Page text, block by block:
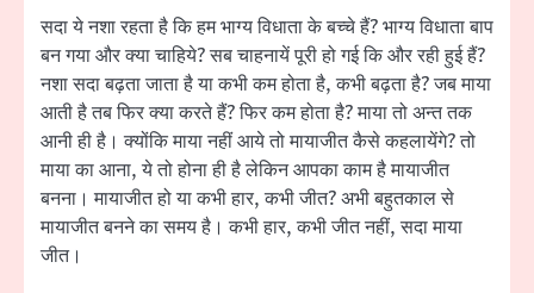
सदा ये नशा रहता है कि हम भाग्य विधाता के बच्चे हैं? भाग्य विधाता बाप
बन गया और क्या चाहिये? सब चाहनायें पूरी हो गई कि और रही हुई हैं?
नशा सदा बढ़ता जाता है या कभी कम होता है, कभी बढ़ता है? जब माया
आती है तब फिर क्या करते हैं? फिर कम होता है? माया तो अन्त तक
आनी ही है। क्योंकि माया नहीं आये तो मायाजीत कैसे कहलायेंगे? तो
माया का आना, ये तो होना ही है लेकिन आपका काम है मायाजीत
बनना। मायाजीत हो या कभी हार, कभी जीत? अभी बहुतकाल से
मायाजीत बनने का समय है। कभी हार, कभी जीत नहीं, सदा माया
जीत।